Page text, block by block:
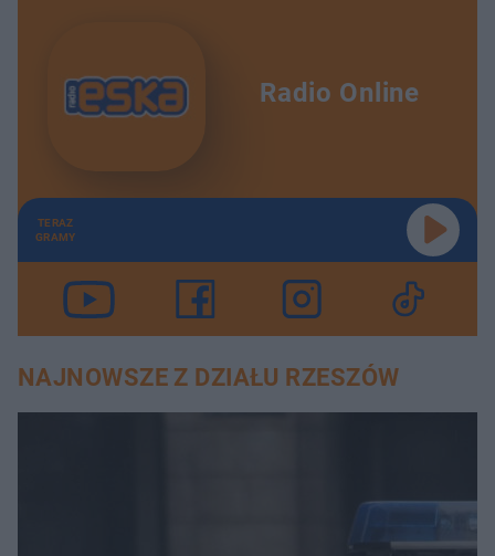
Radio Online
TERAZ
GRAMY
NAJNOWSZE Z DZIAŁU RZESZÓW